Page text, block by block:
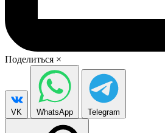
Поделиться ×
VK WhatsApp Telegram